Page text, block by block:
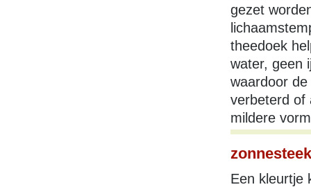
gezet
theedoek
water, geen
waardoor
verbeterd of
mildere
Een kleurtje